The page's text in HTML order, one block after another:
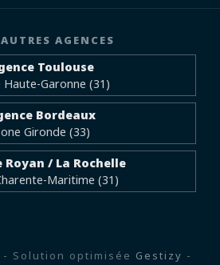
AGENCES
Toulouse
Haute-Garonne (31)
Bordeaux
Gironde (33)
Royan / La Rochelle
Maritime (31)
- Solution optimisée Gestizy -